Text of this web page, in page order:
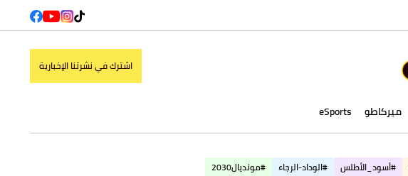
اشترك في نشرتنا الإخبارية
ميركاطو eSports
#أسود_الأطلس #الوداد-الرجاء #مونديال2030